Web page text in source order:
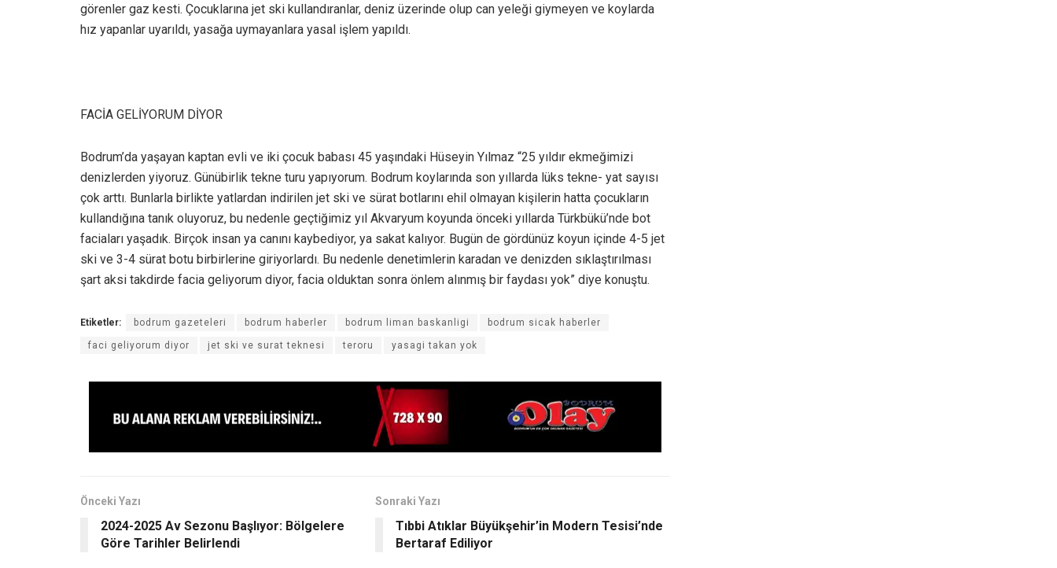
görenler gaz kesti. Çocuklarına jet ski kullandıranlar, deniz üzerinde olup can yeleği giymeyen ve koylarda
hız yapanlar uyarıldı, yasağa uymayanlara yasal işlem yapıldı.
FACİA GELİYORUM DİYOR
Bodrum’da yaşayan kaptan evli ve iki çocuk babası 45 yaşındaki Hüseyin Yılmaz “25 yıldır ekmeğimizi
denizlerden yiyoruz. Günübirlik tekne turu yapıyorum. Bodrum koylarında son yıllarda lüks tekne- yat sayısı
çok arttı. Bunlarla birlikte yatlardan indirilen jet ski ve sürat botlarını ehil olmayan kişilerin hatta çocukların
kullandığına tanık oluyoruz, bu nedenle geçtiğimiz yıl Akvaryum koyunda önceki yıllarda Türkbükü’nde bot
faciaları yaşadık. Birçok insan ya canını kaybediyor, ya sakat kalıyor. Bugün de gördünüz koyun içinde 4-5 jet
ski ve 3-4 sürat botu birbirlerine giriyorlardı. Bu nedenle denetimlerin karadan ve denizden sıklaştırılması
şart aksi takdirde facia geliyorum diyor, facia olduktan sonra önlem alınmış bir faydası yok” diye konuştu.
Etiketler: bodrum gazeteleri bodrum haberler bodrum liman baskanligi bodrum sicak haberler
faci geliyorum diyor jet ski ve surat teknesi teroru yasagi takan yok
Önceki Yazı
2024-2025 Av Sezonu Başlıyor: Bölgelere
Göre Tarihler Belirlendi
Sonraki Yazı
Tıbbi Atıklar Büyükşehir’in Modern Tesisi’nde
Bertaraf Ediliyor